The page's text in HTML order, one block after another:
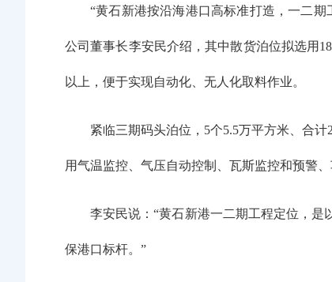
“黄石新港按沿海港口高标准打造，一二
公司董事长李安民介绍，其中散货泊位拟选用
以上，便于实现自动化、无人化取料作业。
紧临三期码头泊位，5个5.5万平方米、合
用气温监控、气压自动控制、瓦斯监控和预警
李安民说：“黄石新港一二期工程定位，
保港口标杆。”